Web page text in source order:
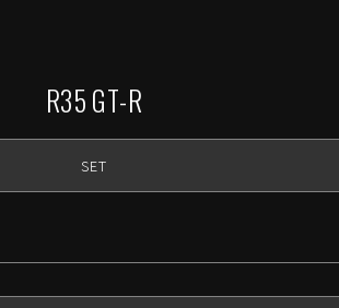
R35 GT-R
SET